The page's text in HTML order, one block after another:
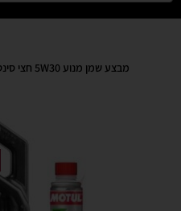
מבצע שמן מנוע 5W30 חצי סינטטי 6100 MOTUL + תוסף דלק